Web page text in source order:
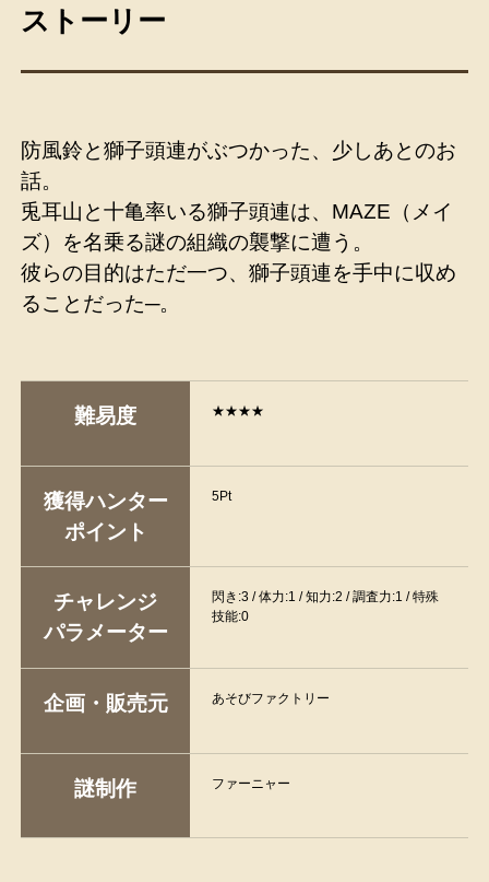
ストーリー
防風鈴と獅子頭連がぶつかった、少しあとのお
話。
兎耳山と十亀率いる獅子頭連は、MAZE（メイ
ズ）を名乗る謎の組織の襲撃に遭う。
彼らの目的はただ一つ、獅子頭連を手中に収め
ることだった─。
難易度 ★★★★
獲得ハンター
ポイント
5Pt
チャレンジ
パラメーター
閃き:3 / 体力:1 / 知力:2 / 調査力:1 / 特殊
技能:0
企画・販売元 あそびファクトリー
謎制作 ファーニャー